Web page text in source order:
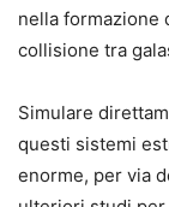
nella formazione
collisione tra
Simulare
questi sistemi
enorme, per via